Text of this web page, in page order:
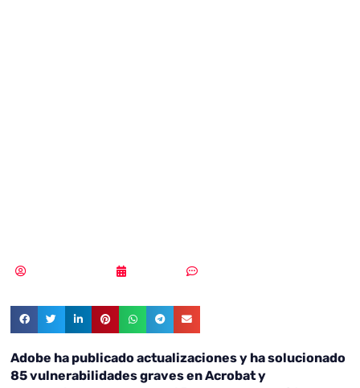
Adobe ha publicado actualizaciones y ha solucionado
85 vulnerabilidades graves en Acrobat y